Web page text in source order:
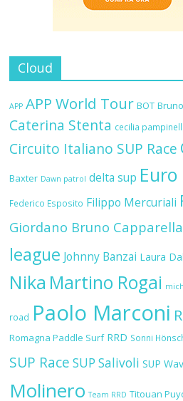
Cloud
APP APP World Tour BOT
Caterina Stenta cecilia
Circuito Italiano SUP Race
Baxter Dawn patrol delta sup
Federico Esposito Filippo Mercuriali
Giordano Bruno Capparella
league Johnny Banzai Laura
Nika Martino Rogai
road Paolo Marconi
Romagna Paddle Surf RRD Sonni
SUP Race SUP Salivoli SUP
Molinero Team RRD Titouan